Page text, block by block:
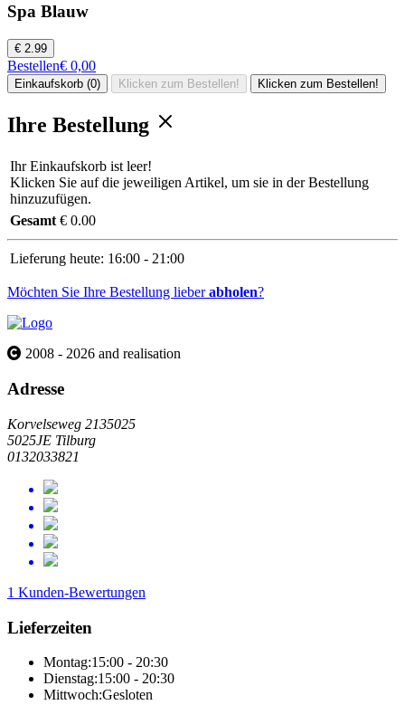
Spa Blauw
€ 2.99
Bestellen€ 0,00
Einkaufskorb (0) Klicken zum Bestellen! Klicken zum Bestellen!
Ihre Bestellung
Ihr Einkaufskorb ist leer!
Klicken Sie auf die jeweiligen Artikel, um sie in der Bestellung
hinzuzufügen.
Gesamt € 0.00
Lieferung heute: 16:00 - 21:00
Möchten Sie Ihre Bestellung lieberabholen?
2008 - 2026 and realisation
Adresse
Korvelseweg 2135025
5025JE Tilburg
0132033821
1 Kunden-Bewertungen
Lieferzeiten
Montag:15:00 - 20:30
Dienstag:15:00 - 20:30
Mittwoch:Gesloten